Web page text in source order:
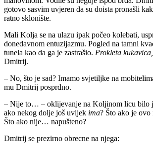
gotovo sasvim uvjeren da su doista pronašli
ratno sklonište.
Mali Kolja se na ulazu ipak počeo kolebati,
donedavnom entuzijazmu. Pogled na tamni
tunela kao da ga je zastrašio. Prokleta
Dmitrij.
– No, što je sad? Imamo svjetiljke na
mu Dmitrij posprdno.
– Nije to… – oklijevanje na Koljinom licu bilo
ako nekog dolje još uvijek ima? Što ako je ovo
Što ako nije… napušteno?
Dmitrij se prezirno obrecne na njega: